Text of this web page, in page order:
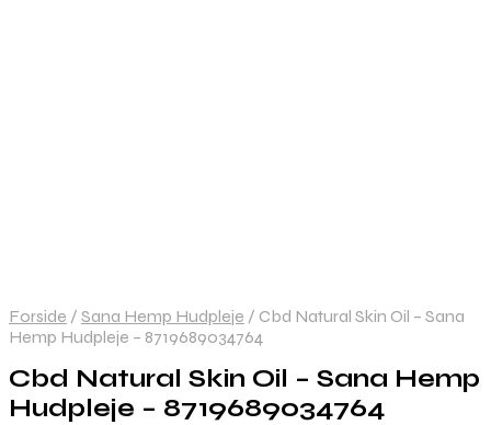
Forside / Sana Hemp Hudpleje / Cbd Natural Skin Oil – Sana
Hemp Hudpleje – 8719689034764
Cbd Natural Skin Oil – Sana Hemp
Hudpleje – 8719689034764